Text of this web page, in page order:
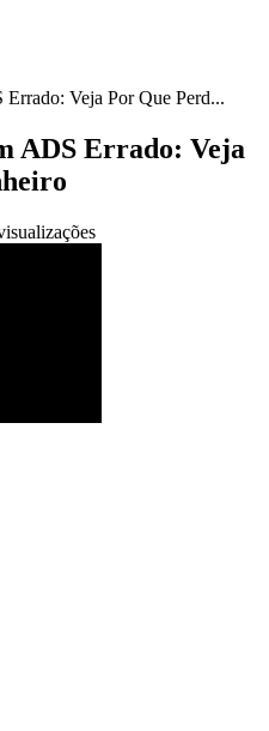
Veja Por Que Perd...
ADS Errado: Veja